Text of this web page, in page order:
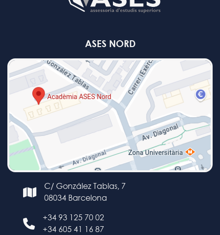
ASES NORD
C/ González Tablas, 7
08034 Barcelona
+34 93 125 70 02
+34 605 41 16 87